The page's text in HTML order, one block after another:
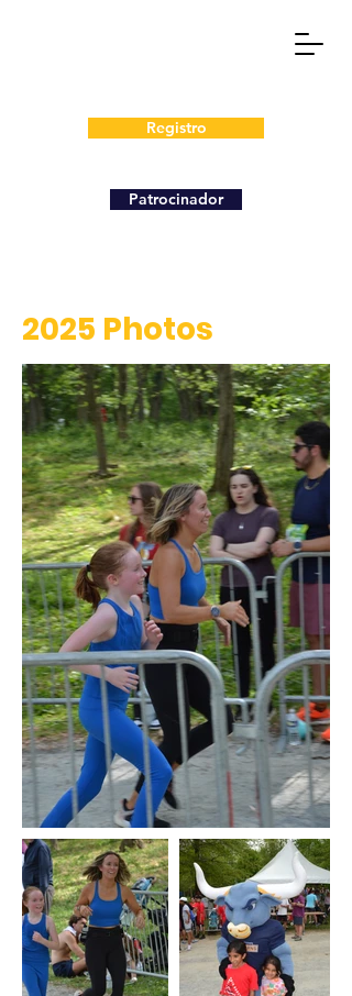
Registro
Patrocinador
2025 Photos